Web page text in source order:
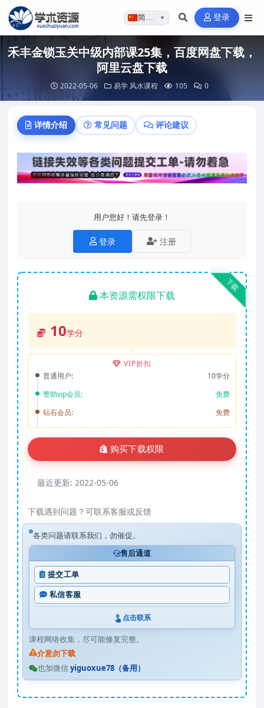
简体…▼ 登录
禾丰金锁玉关中级内部课25集，百度网盘下载，
阿里云盘下载
2022-05-06 易学 风水课程 105 0
详情介绍 常见问题 评论建议
用户您好！请先登录！
登录 注册
下载
本资源需权限下载
10学分
VIP折扣
普通用户:
10学分
赞助vip会员:
免费
钻石会员:
免费
购买下载权限
最近更新: 2022-05-06
下载遇到问题？可联系客服或反馈
各类问题请联系我们，勿催促。
售后通道
提交工单
私信客服
点击联系
课程网络收集，尽可能修复完整。
介意勿下载
也加微信yiguoxue78（备用）